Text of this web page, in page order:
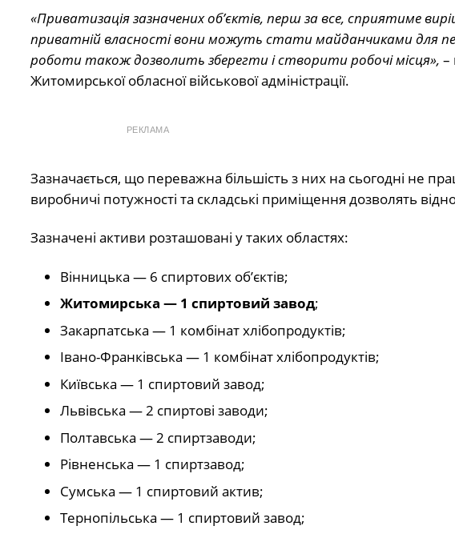
«Приватизація зазначених об’єктів, перш за все, сприятиме
приватній власності вони можуть стати майданчиками для
роботи також дозволить зберегти і створити робочі місця», –
Житомирської обласної військової адміністрації.
РЕКЛАМА
Зазначається, що переважна більшість з них на сьогодні не
виробничі потужності та складські приміщення дозволять
Зазначені активи розташовані у таких областях:
Вінницька — 6 спиртових об’єктів;
Житомирська — 1 спиртовий завод;
Закарпатська — 1 комбінат хлібопродуктів;
Івано-Франківська — 1 комбінат хлібопродуктів;
Київська — 1 спиртовий завод;
Львівська — 2 спиртові заводи;
Полтавська — 2 спиртзаводи;
Рівненська — 1 спиртзавод;
Сумська — 1 спиртовий актив;
Тернопільська — 1 спиртовий завод;